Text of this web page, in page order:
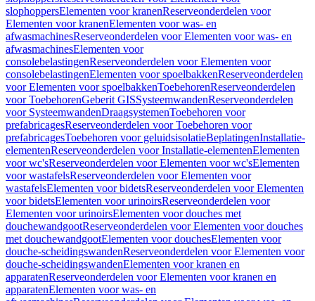
slophoppersElementen voor kranenReserveonderdelen voor
Elementen voor kranenElementen voor was- en
afwasmachinesReserveonderdelen voor Elementen voor was- en
afwasmachinesElementen voor
consolebelastingenReserveonderdelen voor Elementen voor
consolebelastingenElementen voor spoelbakkenReserveonderdelen
voor Elementen voor spoelbakkenToebehorenReserveonderdelen
voor ToebehorenGeberit GISSysteemwandenReserveonderdelen
voor SysteemwandenDraagsystemenToebehoren voor
prefabricagesReserveonderdelen voor Toebehoren voor
prefabricagesToebehoren voor geluidsisolatieBeplatingenInstallatie-
elementenReserveonderdelen voor Installatie-elementenElementen
voor wc'sReserveonderdelen voor Elementen voor wc'sElementen
voor wastafelsReserveonderdelen voor Elementen voor
wastafelsElementen voor bidetsReserveonderdelen voor Elementen
voor bidetsElementen voor urinoirsReserveonderdelen voor
Elementen voor urinoirsElementen voor douches met
douchewandgootReserveonderdelen voor Elementen voor douches
met douchewandgootElementen voor douchesElementen voor
douche-scheidingswandenReserveonderdelen voor Elementen voor
douche-scheidingswandenElementen voor kranen en
apparatenReserveonderdelen voor Elementen voor kranen en
apparatenElementen voor was- en